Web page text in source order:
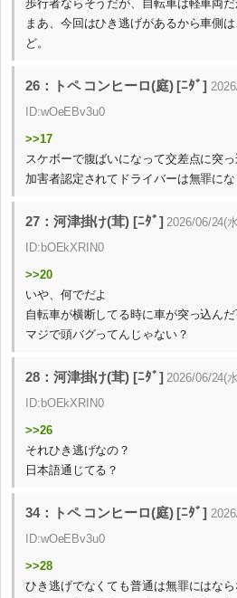
歩行者ならそうだが、自転車は軽車両
まあ、今回はひき逃げがあるから車側
ど。
26：トペ コンヒーロ(庭) [ﾆﾀﾞ]
ID:wOeEBv3u0
>>17
スケボーで腹ばいになって交差点に突
加害者認定されてドライバーは無罪にな
27：河津掛け(茸) [ﾆﾀﾞ] 2026/06/24(
ID:bOEkXRIN0
>>20
いや、何でだよ
自転車が横断してる時に車が突っ込ん
マジで頭バグってんじゃない？
28：河津掛け(茸) [ﾆﾀﾞ] 2026/06/24(
ID:bOEkXRIN0
>>26
それひき逃げなの？
日本語通じてる？
34：トペ コンヒーロ(庭) [ﾆﾀﾞ]
ID:wOeEBv3u0
>>28
ひき逃げでなくても普通は無罪にはなら